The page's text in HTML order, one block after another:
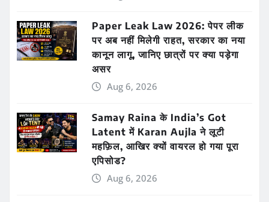
Paper Leak Law 2026: पेपर लीक
पर अब नहीं मिलेगी राहत, सरकार का नया
कानून लागू, जानिए छात्रों पर क्या पड़ेगा
असर
Aug 6, 2026
Samay Raina के India’s Got
Latent में Karan Aujla ने लूटी
महफ़िल, आखिर क्यों वायरल हो गया पूरा
एपिसोड?
Aug 6, 2026